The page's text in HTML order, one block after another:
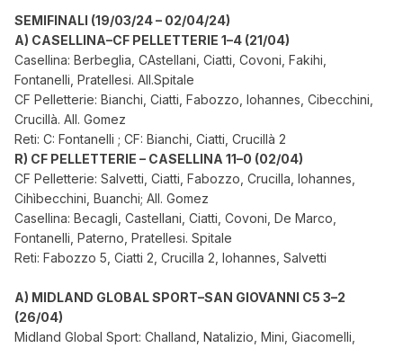
SEMIFINALI (19/03/24 – 02/04/24)
A) CASELLINA–CF PELLETTERIE 1–4 (21/04)
Casellina: Berbeglia, CAstellani, Ciatti, Covoni, Fakihi,
Fontanelli, Pratellesi. All.Spitale
CF Pelletterie: Bianchi, Ciatti, Fabozzo, Iohannes, Cibecchini,
Crucillà. All. Gomez
Reti: C: Fontanelli ; CF: Bianchi, Ciatti, Crucillà 2
R) CF PELLETTERIE – CASELLINA 11–0 (02/04)
CF Pelletterie: Salvetti, Ciatti, Fabozzo, Crucilla, Iohannes,
Cihìbecchini, Buanchi; All. Gomez
Casellina: Becagli, Castellani, Ciatti, Covoni, De Marco,
Fontanelli, Paterno, Pratellesi. Spitale
Reti: Fabozzo 5, Ciatti 2, Crucilla 2, Iohannes, Salvetti
A) MIDLAND GLOBAL SPORT–SAN GIOVANNI C5 3–2
(26/04)
Midland Global Sport: Challand, Natalizio, Mini, Giacomelli,